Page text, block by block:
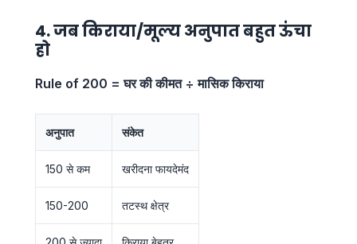
4. जब किराया/मूल्य अनुपात बहुत ऊंचा
हो
Rule of 200 = घर की कीमत ÷ मासिक किराया
अनुपात संकेत
150 से कम खरीदना फायदेमंद
150-200 तटस्थ क्षेत्र